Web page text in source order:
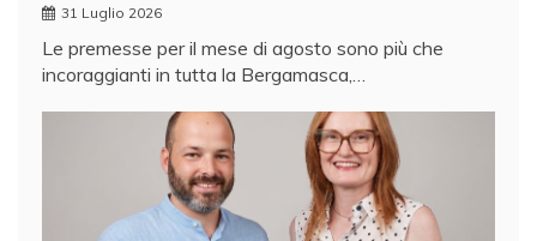
31 Luglio 2026
Le premesse per il mese di agosto sono più che
incoraggianti in tutta la Bergamasca,…